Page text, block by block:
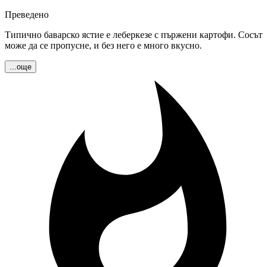
Преведено
Типично баварско ястие е леберкезе с пържени картофи. Сосът
може да се пропусне, и без него е много вкусно.
...още